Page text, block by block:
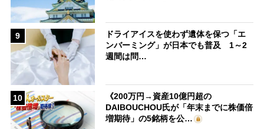
9
ドライアイスを使わず遺体を保つ「エ
ンバーミング」が日本でも普及 1～2
週間は問…
10
《200万円→資産10億円超の
DAIBOUCHOU氏が「年末までに株価倍
増期待」の5銘柄を公…